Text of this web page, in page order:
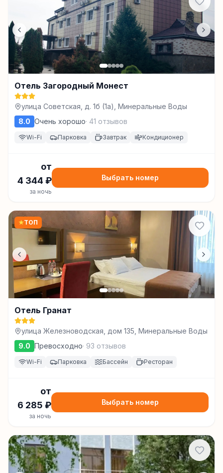
Отель Загородный Монест
улица Советская, д. 1б (1а), Минеральные Воды
8.0 Очень хорошо· 41 отзывов
Wi-Fi Парковка Завтрак Кондиционер
от
4 344 ₽
за ночь
Выбрать номер
★ТОП
Отель Гранат
улица Железноводская, дом 135, Минеральные Воды
9.0 Превосходно· 93 отзывов
Wi-Fi Парковка Бассейн Ресторан
от
6 285 ₽
за ночь
Выбрать номер